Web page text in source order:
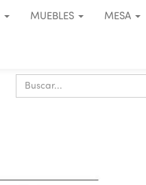
MUEBLES MESA